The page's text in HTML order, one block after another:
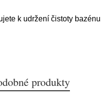
k udržení čistoty
produkty